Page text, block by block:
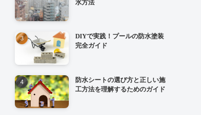
水方法
DIYで実践！プールの防水塗装
完全ガイド
防水シートの選び方と正しい施
工方法を理解するためのガイド